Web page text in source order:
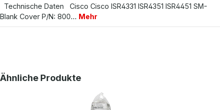
Technische Daten Cisco Cisco ISR4331 ISR4351 ISR4451 SM-
Blank Cover P/N: 800… Mehr
Produktgalerie überspringen
Ähnliche Produkte